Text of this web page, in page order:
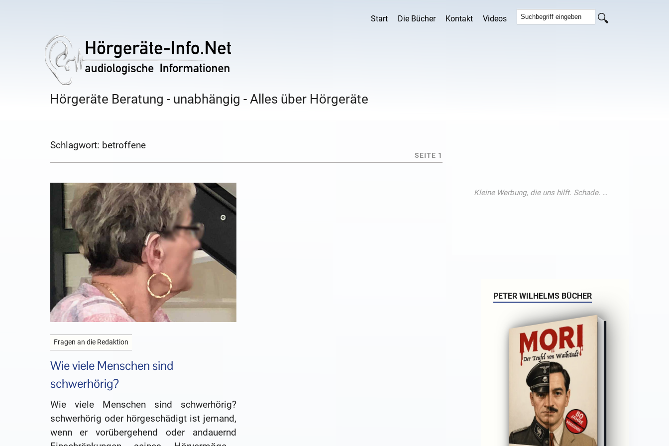
Start Die Bücher Kontakt Videos
Hörgeräte Beratung - unabhängig - Alles über Hörgeräte
Schlagwort: betroffene
SEITE 1
Fragen an die Redaktion
Wie viele Menschen sind
schwerhörig?
Wie viele Menschen sind schwerhörig?
schwerhörig oder hörgeschädigt ist jemand,
wenn er vorübergehend oder andauernd
PETER WILHELMS BÜCHER